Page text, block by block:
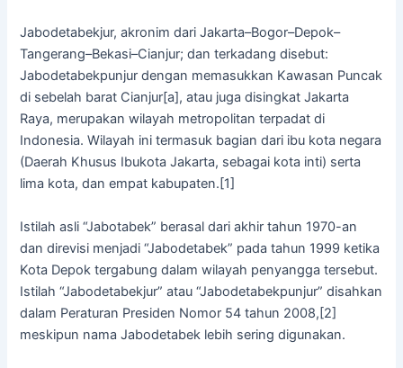
Jabodetabekjur, akronim dari Jakarta–Bogor–Depok–
Tangerang–Bekasi–Cianjur; dan terkadang disebut:
Jabodetabekpunjur dengan memasukkan Kawasan Puncak
di sebelah barat Cianjur[a], atau juga disingkat Jakarta
Raya, merupakan wilayah metropolitan terpadat di
Indonesia. Wilayah ini termasuk bagian dari ibu kota negara
(Daerah Khusus Ibukota Jakarta, sebagai kota inti) serta
lima kota, dan empat kabupaten.[1]
Istilah asli “Jabotabek” berasal dari akhir tahun 1970-an
dan direvisi menjadi “Jabodetabek” pada tahun 1999 ketika
Kota Depok tergabung dalam wilayah penyangga tersebut.
Istilah “Jabodetabekjur” atau “Jabodetabekpunjur” disahkan
dalam Peraturan Presiden Nomor 54 tahun 2008,[2]
meskipun nama Jabodetabek lebih sering digunakan.